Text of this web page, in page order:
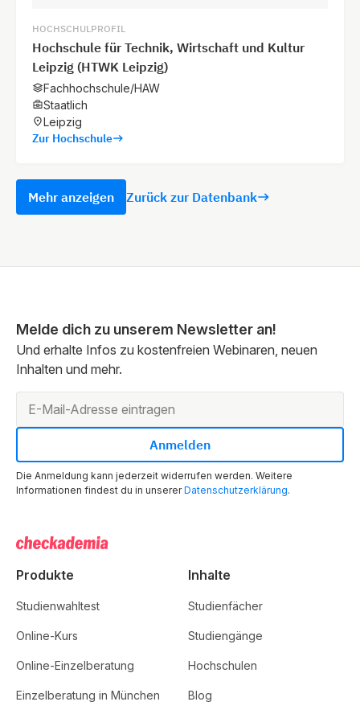
HOCHSCHULPROFIL
Hochschule für Technik, Wirtschaft und Kultur
Leipzig (HTWK Leipzig)
Fachhochschule/HAW
Staatlich
Leipzig
Zur Hochschule
Mehr anzeigen Zurück zur Datenbank
Melde dich zu unserem Newsletter an!
Und erhalte Infos zu kostenfreien Webinaren, neuen
Inhalten und mehr.
Die Anmeldung kann jederzeit widerrufen werden. Weitere
Informationen findest du in unsererDatenschutzerklärung.
Produkte
Studienwahltest
Online-Kurs
Online-Einzelberatung
Einzelberatung in München
Inhalte
Studienfächer
Studiengänge
Hochschulen
Blog